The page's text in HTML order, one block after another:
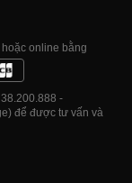
online bằng
-
để được tư vấn và